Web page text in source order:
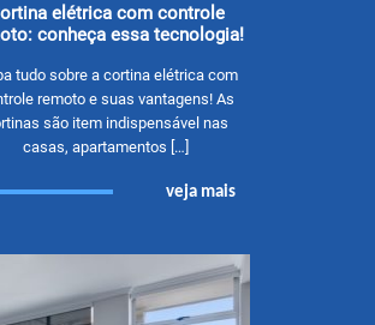
elétrica com controle
conheça essa tecnologia!
tudo sobre a cortina elétrica com
remoto e suas vantagens! As
são item indispensável nas
casas, apartamentos […]
veja mais